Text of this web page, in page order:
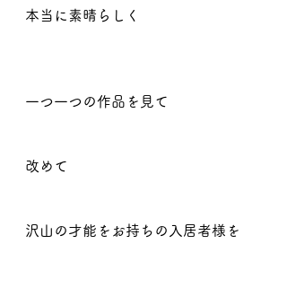
本当に素晴らしく
一つ一つの作品を見て
改めて
沢山の才能をお持ちの入居者様を